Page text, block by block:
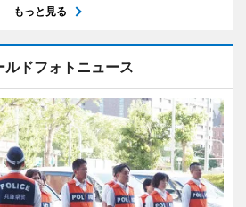
もっと見る
ルドフォトニュース